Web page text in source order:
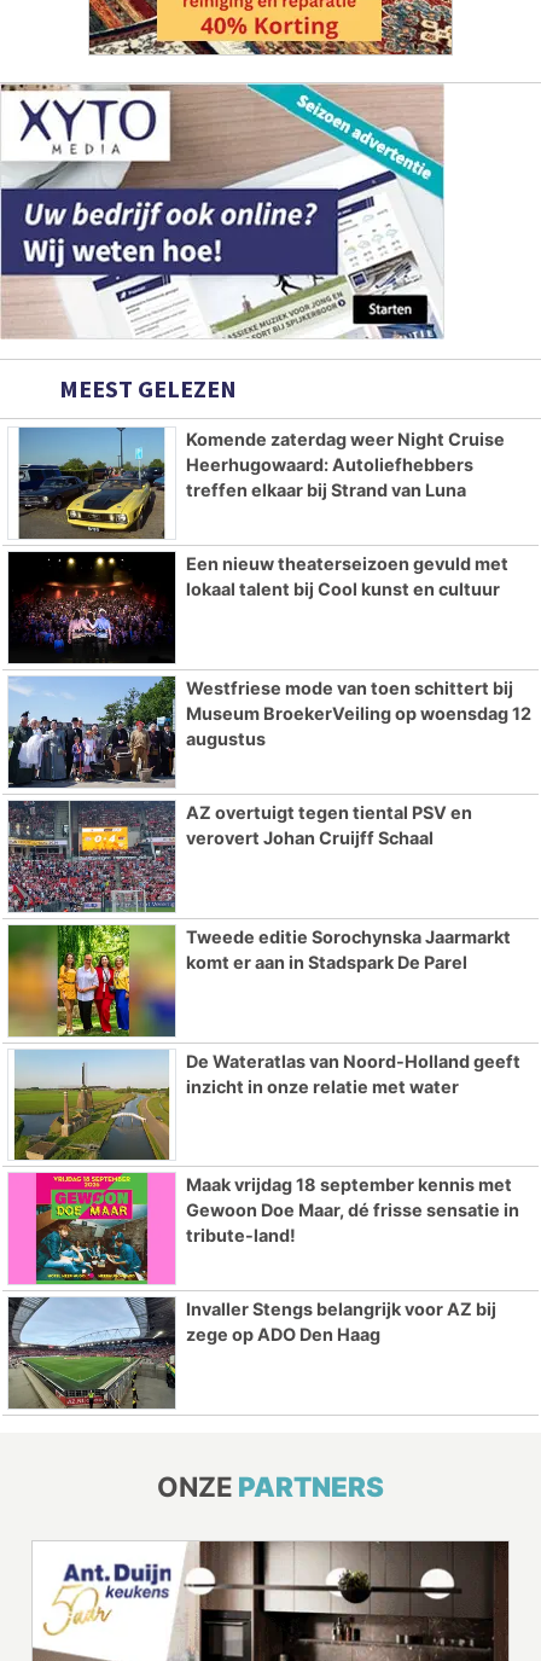
MEEST GELEZEN
Komende zaterdag weer Night Cruise
Heerhugowaard: Autoliefhebbers
treffen elkaar bij Strand van Luna
Een nieuw theaterseizoen gevuld met
lokaal talent bij Cool kunst en cultuur
Westfriese mode van toen schittert bij
Museum BroekerVeiling op woensdag 12
augustus
AZ overtuigt tegen tiental PSV en
verovert Johan Cruijff Schaal
Tweede editie Sorochynska Jaarmarkt
komt er aan in Stadspark De Parel
De Wateratlas van Noord-Holland geeft
inzicht in onze relatie met water
Maak vrijdag 18 september kennis met
Gewoon Doe Maar, dé frisse sensatie in
tribute-land!
Invaller Stengs belangrijk voor AZ bij
zege op ADO Den Haag
ONZE PARTNERS